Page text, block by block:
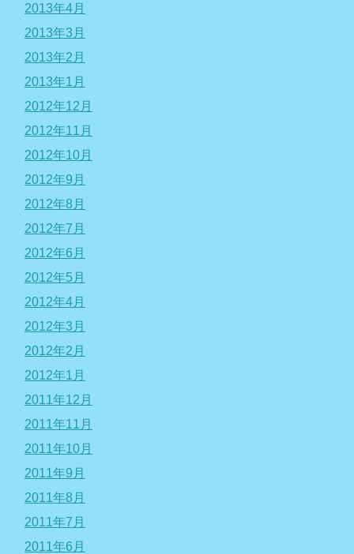
2013年4月
2013年3月
2013年2月
2013年1月
2012年12月
2012年11月
2012年10月
2012年9月
2012年8月
2012年7月
2012年6月
2012年5月
2012年4月
2012年3月
2012年2月
2012年1月
2011年12月
2011年11月
2011年10月
2011年9月
2011年8月
2011年7月
2011年6月